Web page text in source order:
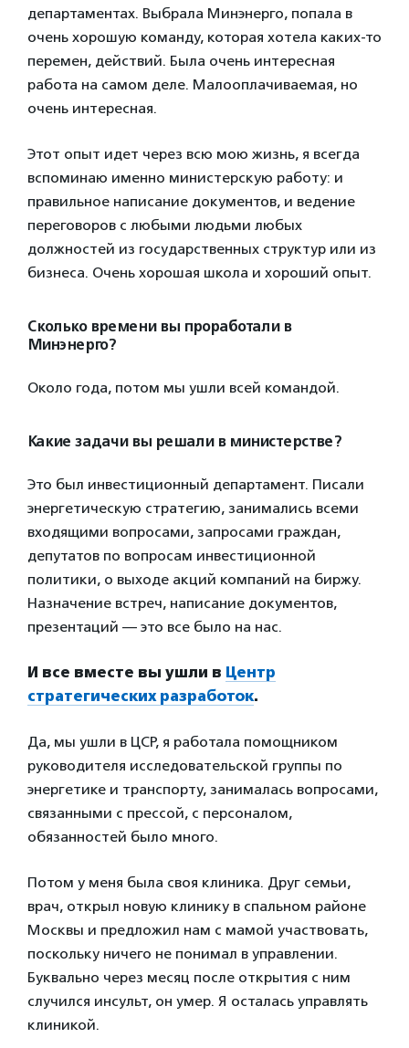
департаментах. Выбрала Минэнерго, попала в
очень хорошую команду, которая хотела каких-то
перемен, действий. Была очень интересная
работа на самом деле. Малооплачиваемая, но
очень интересная.
Этот опыт идет через всю мою жизнь, я всегда
вспоминаю именно министерскую работу: и
правильное написание документов, и ведение
переговоров с любыми людьми любых
должностей из государственных структур или из
бизнеса. Очень хорошая школа и хороший опыт.
Сколько времени вы проработали в
Минэнерго?
Около года, потом мы ушли всей командой.
Какие задачи вы решали в министерстве?
Это был инвестиционный департамент. Писали
энергетическую стратегию, занимались всеми
входящими вопросами, запросами граждан,
депутатов по вопросам инвестиционной
политики, о выходе акций компаний на биржу.
Назначение встреч, написание документов,
презентаций — это все было на нас.
И все вместе вы ушли в Центр
стратегических разработок.
Да, мы ушли в ЦСР, я работала помощником
руководителя исследовательской группы по
энергетике и транспорту, занималась вопросами,
связанными с прессой, с персоналом,
обязанностей было много.
Потом у меня была своя клиника. Друг семьи,
врач, открыл новую клинику в спальном районе
Москвы и предложил нам с мамой участвовать,
поскольку ничего не понимал в управлении.
Буквально через месяц после открытия с ним
случился инсульт, он умер. Я осталась управлять
клиникой.